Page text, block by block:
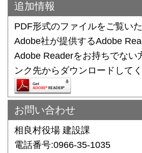
追加情報
PDF形式のファイルをご覧い
Adobe社が提供するAdobe
Adobe Readerをお持ちでない
ンク先からダウンロードしてく
お問い合わせ
相良村役場 建設課
電話番号:0966-35-1035